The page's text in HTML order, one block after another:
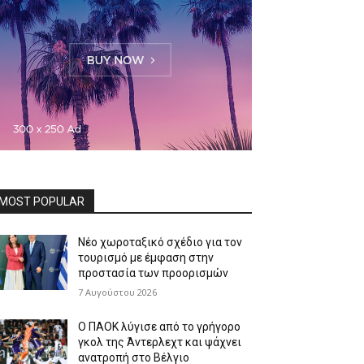
POPULAR
Νέο χωροταξικό σχέδιο για τον
τουρισμό με έμφαση στην
προστασία των προορισμών
7 Αυγούστου 2026
Ο ΠΑΟΚ λύγισε από το γρήγορο
γκολ της Άντερλεχτ και ψάχνει
ανατροπή στο Βέλγιο